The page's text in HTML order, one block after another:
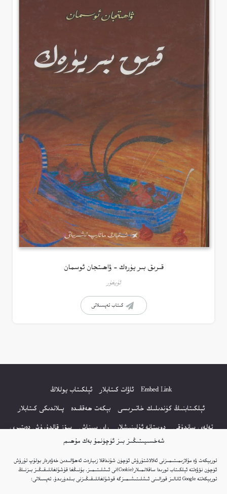
شەخسىيىتىڭىز بىز ئۈچۈنمۇ بەك مۇھىم
توربېكەت ۋە مۇلازىمىتىمىزنى ئەلالاشتۇرۇش ئۈچۈن شۇنداقلا زىيارەت ئەھۋالىدىن خەۋەردار بولۇپ تۇرۇش
ئۈچۈن نۆۋەتتە ئېلكىتاب تورىدا ساقلانمىلار(Cookie)نى ئىشلىتىمىز. بۇنىڭغا قۇشۇلغانلىقىڭىز بىزنىڭ
توربېكەتتە Google ئانالىز قورالىنى ئىشلىتىشىمىزگە قوشۇلغانلىقىڭىزنى بىلدۈرىدۇ. تەپسىلاتى:
قىرىق بىر يۈرەك – ۋاھىتجان ئوسمان
ئۇيغۇر
كىتاب تەپسىلاتى
Embed Link ئاۋات كىتابلار
ئېلكىتاب يوللاڭ
ئېلكىتابنىڭ كۈندىلىك خاتىرىسى
بېكەت ھەققىدە
پىلاندىكى كىتابلار
تەلەي ساندۇقى
دوستانە ئۇلىنىشلار راي سىناش
سۆز قالدۇرۇش دەپتىرى
كۆپ سورالغان سۇئاللار
كىتاب تىزىملىكى
مەخپىيەتلىك باياناتى
نەشىر ھوقۇقى باياناتى